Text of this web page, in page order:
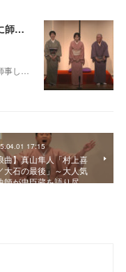
風薫る落語会 種平と女優の競艶～種平に師事した女優たちが百花繚乱に咲き誇る大人気落語会
し…
17:15
曲】真山隼人「村上喜
大石の最後」～大人気
師が忠臣蔵を語り尽…